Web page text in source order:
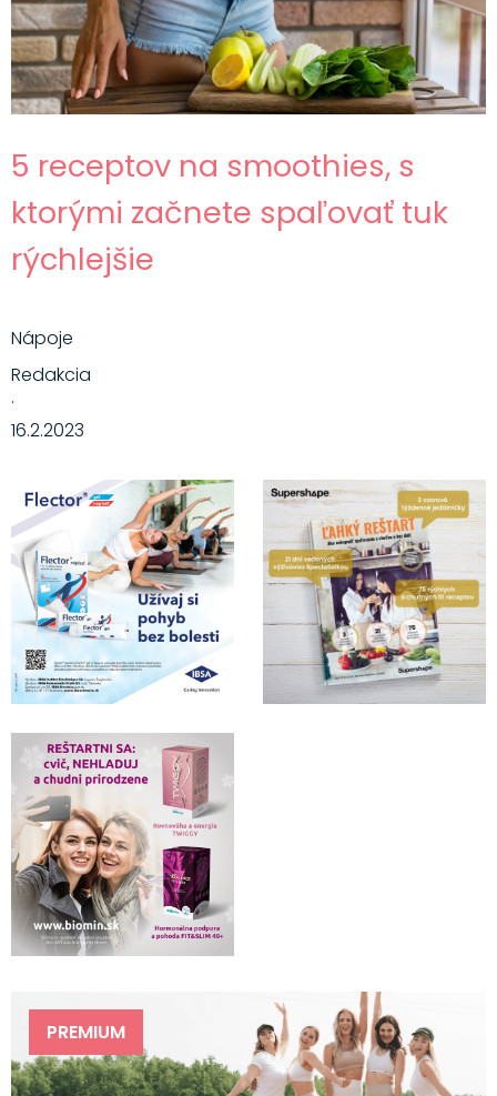
5 receptov na smoothies, s
ktorými začnete spaľovať tuk
rýchlejšie
Nápoje
Redakcia
·
16.2.2023
PREMIUM